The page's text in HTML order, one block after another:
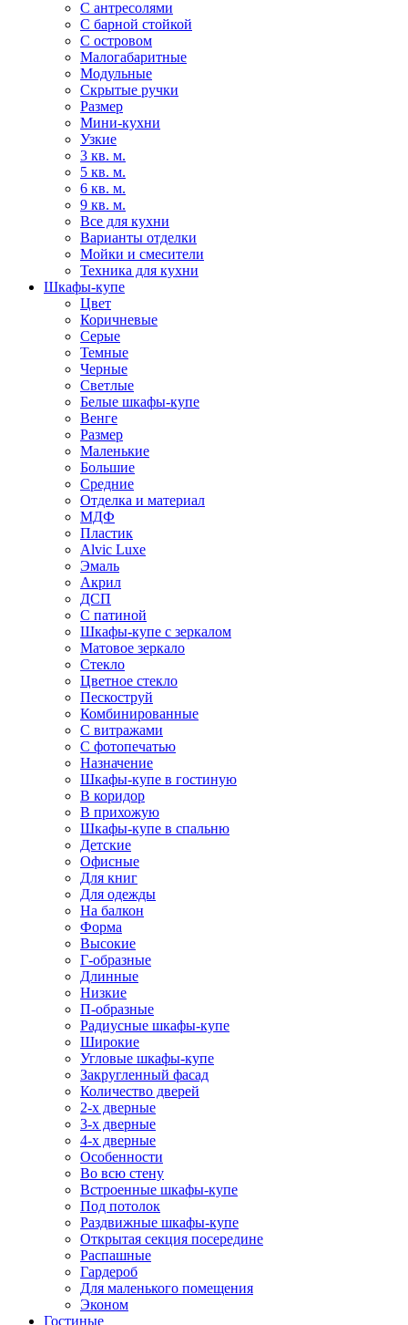
С антресолями
С барной стойкой
С островом
Малогабаритные
Модульные
Скрытые ручки
Размер
Мини-кухни
Узкие
3 кв. м.
5 кв. м.
6 кв. м.
9 кв. м.
Все для кухни
Варианты отделки
Мойки и смесители
Техника для кухни
Шкафы-купе
Цвет
Коричневые
Серые
Темные
Черные
Светлые
Белые шкафы-купе
Венге
Размер
Маленькие
Большие
Средние
Отделка и материал
МДФ
Пластик
Alvic Luxe
Эмаль
Акрил
ДСП
С патиной
Шкафы-купе с зеркалом
Матовое зеркало
Стекло
Цветное стекло
Пескоструй
Комбинированные
С витражами
С фотопечатью
Назначение
Шкафы-купе в гостиную
В коридор
В прихожую
Шкафы-купе в спальню
Детские
Офисные
Для книг
Для одежды
На балкон
Форма
Высокие
Г-образные
Длинные
Низкие
П-образные
Радиусные шкафы-купе
Широкие
Угловые шкафы-купе
Закругленный фасад
Количество дверей
2-х дверные
3-х дверные
4-х дверные
Особенности
Во всю стену
Встроенные шкафы-купе
Под потолок
Раздвижные шкафы-купе
Открытая секция посередине
Распашные
Гардероб
Для маленького помещения
Эконом
Гостиные